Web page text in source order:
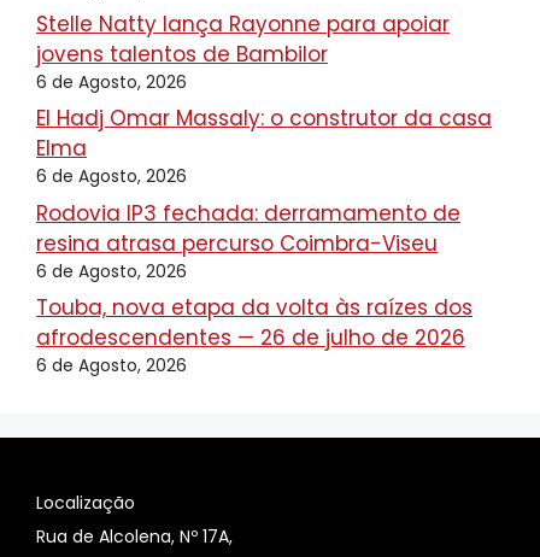
Stelle Natty lança Rayonne para apoiar
jovens talentos de Bambilor
6 de Agosto, 2026
El Hadj Omar Massaly: o construtor da casa
Elma
6 de Agosto, 2026
Rodovia IP3 fechada: derramamento de
resina atrasa percurso Coimbra-Viseu
6 de Agosto, 2026
Touba, nova etapa da volta às raízes dos
afrodescendentes — 26 de julho de 2026
6 de Agosto, 2026
Localização
Rua de Alcolena, Nº 17A,